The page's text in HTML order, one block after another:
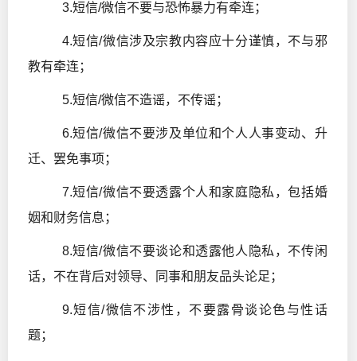
3.短信/微信不要与恐怖暴力有牵连；
4.短信/微信涉及宗教内容应十分谨慎，不与邪
教有牵连；
5.短信/微信不造谣，不传谣；
6.短信/微信不要涉及单位和个人人事变动、升
迁、罢免事项；
7.短信/微信不要透露个人和家庭隐私，包括婚
姻和财务信息；
8.短信/微信不要谈论和透露他人隐私，不传闲
话，不在背后对领导、同事和朋友品头论足；
9.短信/微信不涉性，不要露骨谈论色与性话
题；